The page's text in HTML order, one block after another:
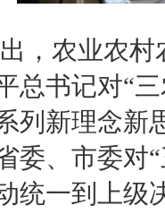
，农业农
总书记对“
列新理念新
委、市委对
统一到上级